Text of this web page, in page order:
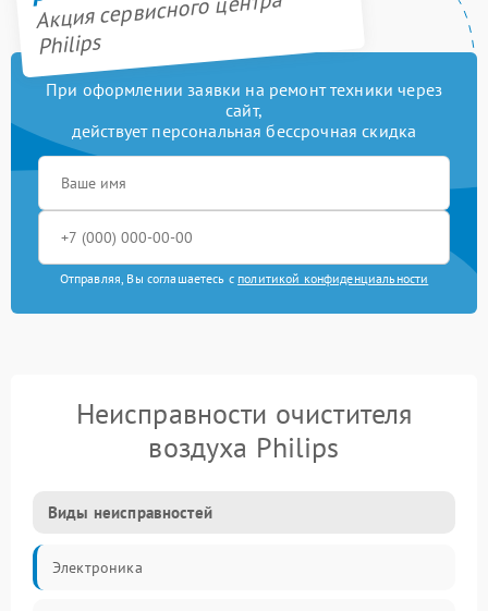
Акция сервисного центра
Philips
При оформлении заявки на ремонт техники через
сайт,
действует персональная бессрочная скидка
Отправляя, Вы соглашаетесь с политикой конфиденциальности
Неисправности очистителя
воздуха Philips
Виды неисправностей
Электроника